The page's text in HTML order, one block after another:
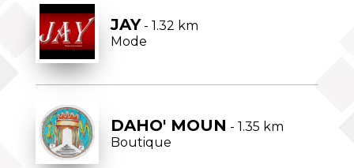
JAY- 1.32 km
Mode
DAHO' MOUN - 1.35 km
Boutique